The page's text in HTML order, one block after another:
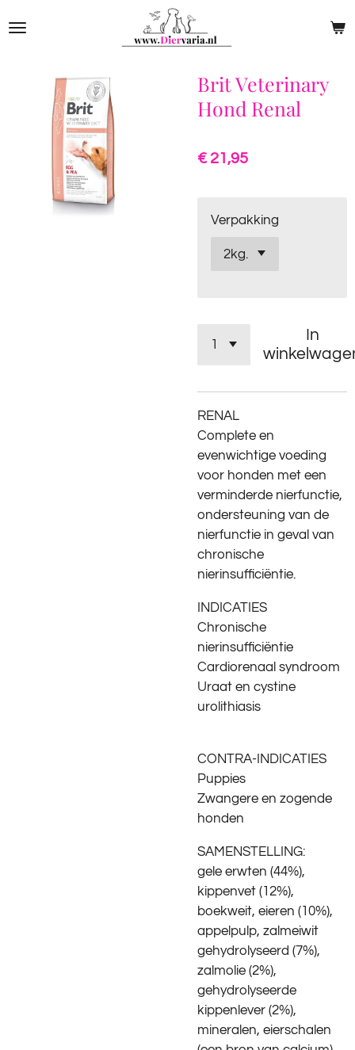
direct
hoofdinhoud
Brit Veterinary
Hond Renal
€ 21,95
Verpakking
In
RENAL
Complete en
evenwichtige voeding
voor honden met een
verminderde nierfunctie,
ondersteuning van de
nierfunctie in geval van
chronische
nierinsufficiëntie.
INDICATIES
Chronische
nierinsufficiëntie
Cardiorenaal syndroom
Uraat en cystine
urolithiasis
CONTRA-INDICATIES
Puppies
Zwangere en zogende
honden
SAMENSTELLING:
gele erwten (44%),
kippenvet (12%),
boekweit, eieren (10%),
appelpulp, zalmeiwit
gehydrolyseerd (7%),
zalmolie (2%),
gehydrolyseerde
kippenlever (2%),
mineralen, eierschalen